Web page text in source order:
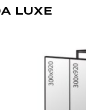
LUXE